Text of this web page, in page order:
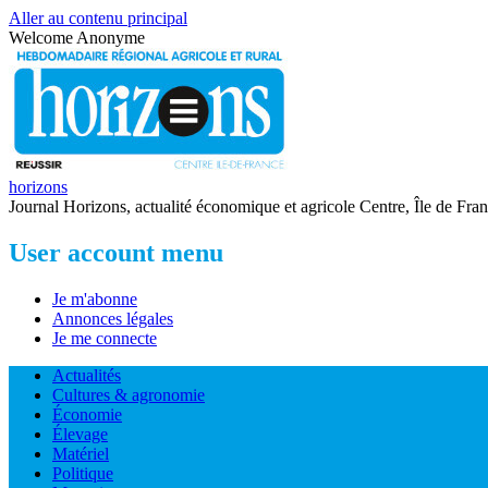
Aller au contenu principal
Welcome Anonyme
horizons
Journal Horizons, actualité économique et agricole Centre, Île de
User account menu
Je m'abonne
Annonces légales
Je me connecte
Actualités
Cultures & agronomie
Économie
Élevage
Matériel
Politique